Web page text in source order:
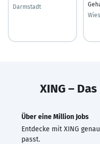
Darmstadt
XING –
Über eine Million Jobs
Entdecke mit XING
passt.